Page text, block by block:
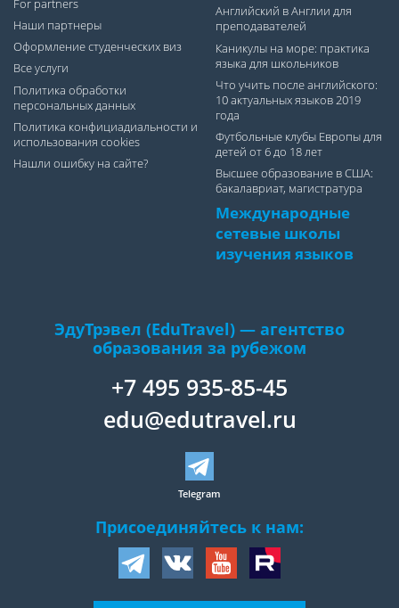
For partners
Наши партнеры
Оформление студенческих виз
Все услуги
Политика обработки
персональных данных
Политика конфициадиальности и
использования cookies
Нашли ошибку на сайте?
Английский в Англии для
преподавателей
Каникулы на море: практика
языка для школьников
Что учить после английского:
10 актуальных языков 2019
года
Футбольные клубы Европы для
детей от 6 до 18 лет
Высшее образование в США:
бакалавриат, магистратура
Международные
сетевые школы
изучения языков
ЭдуТрэвел (EduTravel) — агентство
образования за рубежом
+7 495 935-85-45
edu@edutravel.ru
Telegram
Присоединяйтесь к нам: